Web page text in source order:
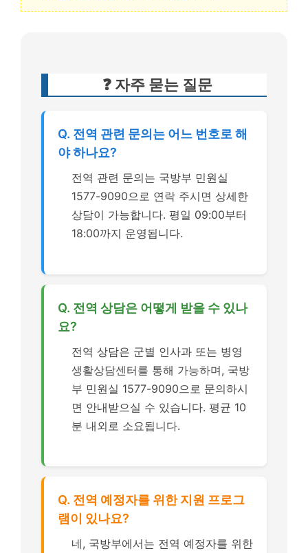
❓ 자주 묻는 질문
Q. 전역 관련 문의는 어느 번호로 해
야 하나요?
전역 관련 문의는 국방부 민원실
1577-9090으로 연락 주시면 상세한
상담이 가능합니다. 평일 09:00부터
18:00까지 운영됩니다.
Q. 전역 상담은 어떻게 받을 수 있나
요?
전역 상담은 군별 인사과 또는 병영
생활상담센터를 통해 가능하며, 국방
부 민원실 1577-9090으로 문의하시
면 안내받으실 수 있습니다. 평균 10
분 내외로 소요됩니다.
Q. 전역 예정자를 위한 지원 프로그
램이 있나요?
네, 국방부에서는 전역 예정자를 위한